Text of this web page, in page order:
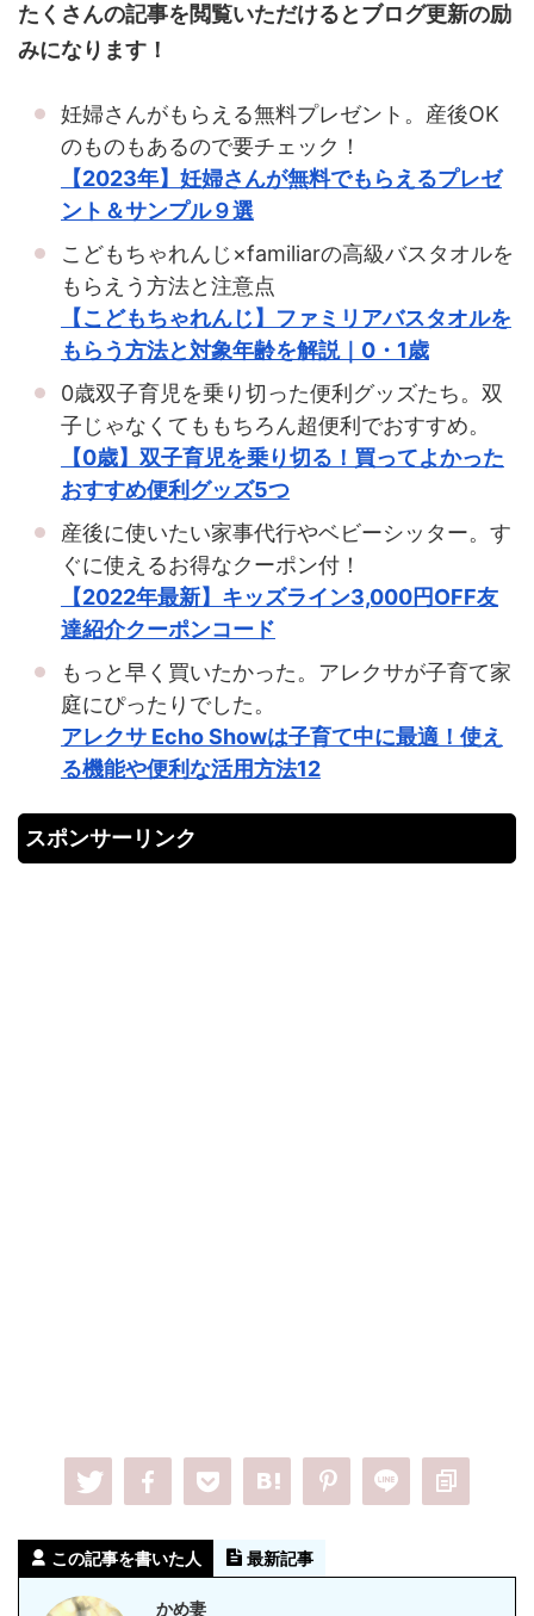
たくさんの記事を閲覧いただけるとブログ更新の励
みになります！
妊婦さんがもらえる無料プレゼント。産後OK
のものもあるので要チェック！
【2023年】妊婦さんが無料でもらえるプレゼ
ント＆サンプル９選
こどもちゃれんじ×familiarの高級バスタオルを
もらえう方法と注意点
【こどもちゃれんじ】ファミリアバスタオルを
もらう方法と対象年齢を解説｜0・1歳
0歳双子育児を乗り切った便利グッズたち。双
子じゃなくてももちろん超便利でおすすめ。
【0歳】双子育児を乗り切る！買ってよかった
おすすめ便利グッズ5つ
産後に使いたい家事代行やベビーシッター。す
ぐに使えるお得なクーポン付！
【2022年最新】キッズライン3,000円OFF友
達紹介クーポンコード
もっと早く買いたかった。アレクサが子育て家
庭にぴったりでした。
アレクサ Echo Showは子育て中に最適！使え
る機能や便利な活用方法12
スポンサーリンク
この記事を書いた人 最新記事
かめ妻